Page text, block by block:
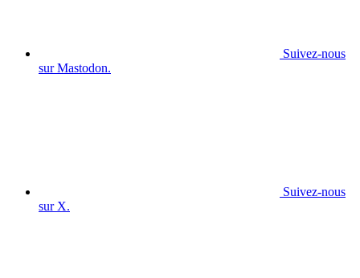
Suivez-nous
sur Mastodon.
Suivez-nous
sur X.